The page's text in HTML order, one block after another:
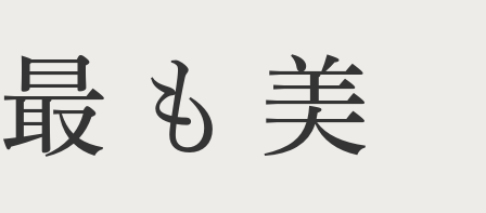
最も美